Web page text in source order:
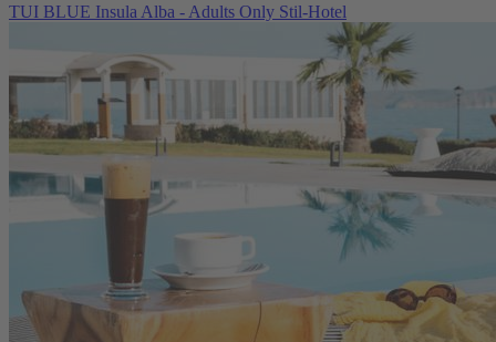
TUI BLUE Insula Alba - Adults Only Stil-Hotel